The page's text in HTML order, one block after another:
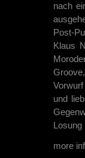
nach
Post-
Klaus
und
Losung
more